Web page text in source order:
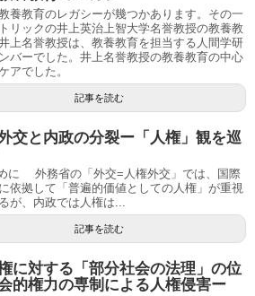
養教育のレガシーが幾つかあります。その一
リックの井上英治上智大学名誉教授の教養教
上名誉教授は、教養教育を担当する人間学研
バーでした。井上名誉教授の教養教育の中心
アでした。
記事を読む
交と内政の分裂ー「人権」観を巡
に 外務省の「外交=人権外交」では、国際
依拠して「普遍的価値としての人権」が重視
が、内政では人権は...
記事を読む
に対する「部分社会の法理」の位
的権力の専制による人権侵害ー